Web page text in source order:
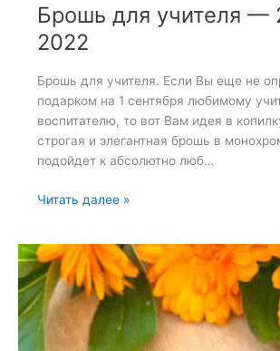
Брошь для учителя —
2022
Брошь для учителя. Если Вы еще не
подарком на 1 сентября любимому
воспитателю, то вот Вам идея в
строгая и элегантная брошь в
подойдет к абсолютно люб…
Брошь
—
29
августа
2022
Читать далее »